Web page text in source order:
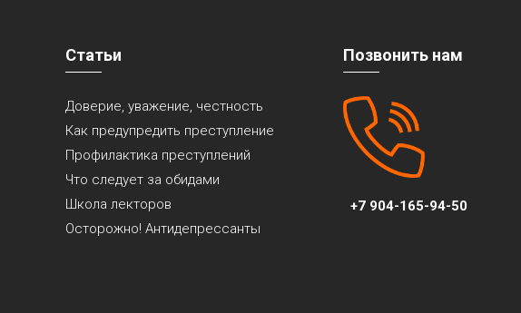
Статьи
Доверие, уважение, честность
Как предупредить преступление
Профилактика преступлений
Что следует за обидами
Школа лекторов
Осторожно! Антидепрессанты
Позвонить нам
+7 904-165-94-50